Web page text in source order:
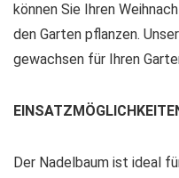
können Sie Ihren
den Garten pflanzen.
gewachsen für Ihren
Der Nadelbaum ist ideal